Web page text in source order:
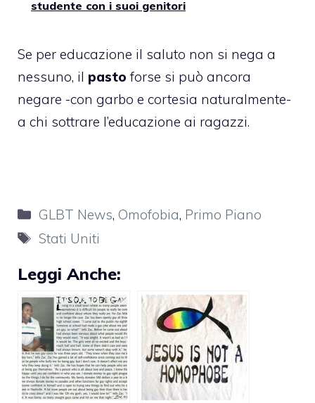
studente con i suoi genitori
Se per educazione il saluto non si nega a
nessuno, il pasto forse si può ancora
negare -con garbo e cortesia naturalmente-
a chi sottrare l’educazione ai ragazzi.
Categorie
GLBT News, Omofobia, Primo Piano
Tag
Stati Uniti
Leggi Anche: